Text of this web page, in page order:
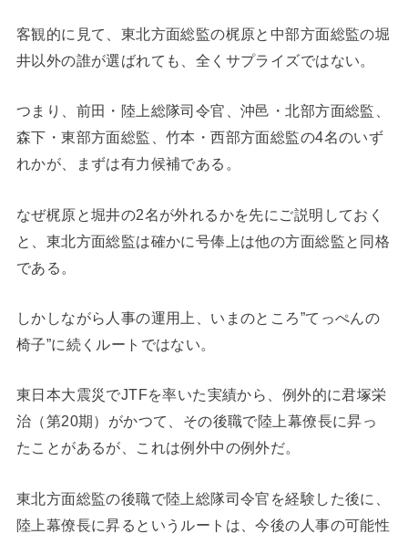
客観的に見て、東北方面総監の梶原と中部方面総監の堀
井以外の誰が選ばれても、全くサプライズではない。
つまり、前田・陸上総隊司令官、沖邑・北部方面総監、
森下・東部方面総監、竹本・西部方面総監の4名のいず
れかが、まずは有力候補である。
なぜ梶原と堀井の2名が外れるかを先にご説明しておく
と、東北方面総監は確かに号俸上は他の方面総監と同格
である。
しかしながら人事の運用上、いまのところ”てっぺんの
椅子”に続くルートではない。
東日本大震災でJTFを率いた実績から、例外的に君塚栄
治（第20期）がかつて、その後職で陸上幕僚長に昇っ
たことがあるが、これは例外中の例外だ。
東北方面総監の後職で陸上総隊司令官を経験した後に、
陸上幕僚長に昇るというルートは、今後の人事の可能性